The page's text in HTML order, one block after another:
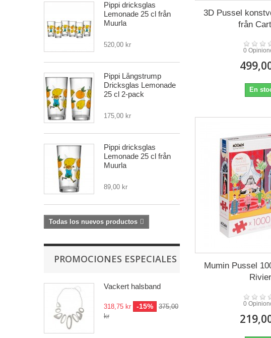
Pippi dricksglas
Lemonade 25 cl från
Muurla
520,00 kr
Pippi Långstrump
Dricksglas Lemonade
25 cl 2-pack
175,00 kr
Pippi dricksglas
Lemonade 25 cl från
Muurla
89,00 kr
Todas los nuevos productos
PROMOCIONES ESPECIALES
Vackert halsband
318,75 kr -15%
375,00
kr
3D Pussel
från
0
En
Mumin Pussel
0